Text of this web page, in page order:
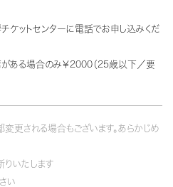
ケットセンターに電話でお申し込みくだ
ある場合のみ￥2000（25歳以下／要
更される場合もございます。あらかじめ
りいたします
い